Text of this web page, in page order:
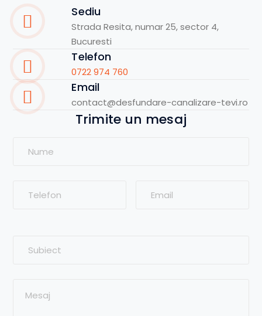
Sediu
Strada Resita, numar 25, sector 4,
Bucuresti
Telefon
0722 974 760
Email
contact@desfundare-canalizare-tevi.ro
Trimite un mesaj